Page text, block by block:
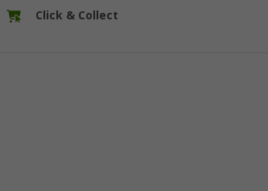
Click & Collect